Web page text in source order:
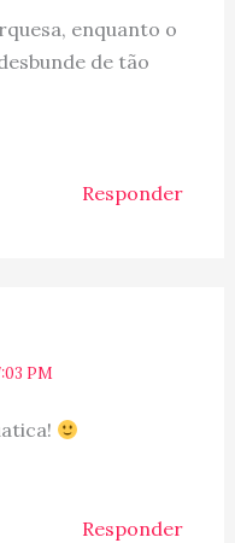
enquanto o
de tão
Responder
PM
Responder